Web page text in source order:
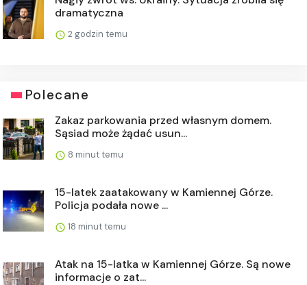
dramatyczna
2 godzin temu
Polecane
Zakaz parkowania przed własnym domem.
Sąsiad może żądać usun...
8 minut temu
15-latek zaatakowany w Kamiennej Górze.
Policja podała nowe ...
18 minut temu
Atak na 15-latka w Kamiennej Górze. Są nowe
informacje o zat...